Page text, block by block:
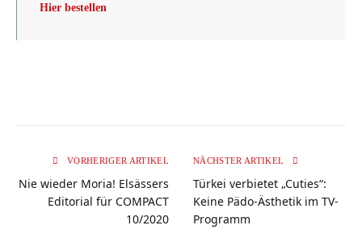
Hier bestellen
VORHERIGER ARTIKEL
Nie wieder Moria! Elsässers
Editorial für COMPACT
10/2020
NÄCHSTER ARTIKEL
Türkei verbietet „Cuties“:
Keine Pädo-Ästhetik im TV-
Programm